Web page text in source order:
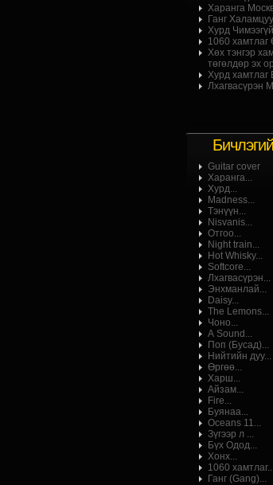
Харанга
Ганг
Хурд
1060 хамтлаг
Хөх тэнгэр
төгөлдөр эх
Хурд хамтлаг
Лхагвасүрэн
Guitar cover
Харанга...
Хурд...
Madness...
Тэнүүн...
Nisvanis...
Отгоо...
Night train...
Hot Whisky...
Softcore...
Лхагвасүрэн...
Энхманлай...
Daisy...
The Lemons...
Чоно...
А Sound...
Поп (Бусад)...
Нийтийн дуу...
Өргөө...
Харш...
Айзам...
Fire...
Буянаа...
Oceans 11...
Зүгээр л ...
Бүх Одод...
Хонх...
1060 хамтлаг...
Ганг (Gang)...